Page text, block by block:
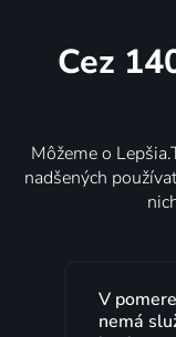
Cez
Môžeme o
nadšených
rokov s